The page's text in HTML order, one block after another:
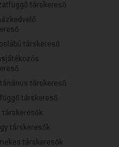
társkereső
társkereső
társkereső
társkereső
társkeresők
társkeresők
társkeresők